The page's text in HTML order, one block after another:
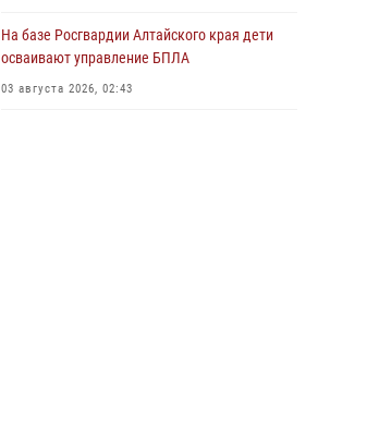
«Каникулы с Росгвардией»
03 июля 2026, 04:03
На базе Росгвардии Алтайского края дети
осваивают управление БПЛА
03 августа 2026, 02:43